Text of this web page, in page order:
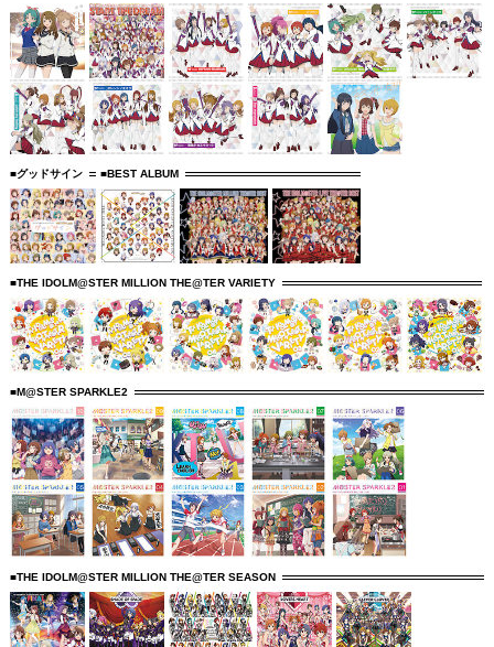
■グッドサイン ■BEST ALBUM
■THE IDOLM@STER MILLION THE@TER VARIETY
■M@STER SPARKLE2
■THE IDOLM@STER MILLION THE@TER SEASON